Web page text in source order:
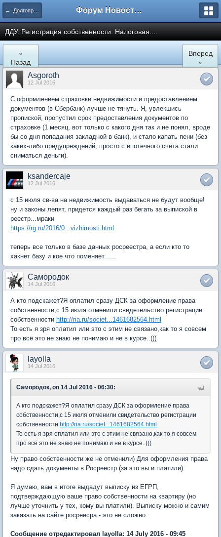
← Долгопрудный Форум Новостройки
ДДУ. Регистрация собственности. Налоговая....
«
Назад
Вперед
»
Asgoroth
12 Jul 2016
С оформлением страховки недвижимости и предоставлением
документов (в Сбербанк) лучше не тянуть. Я, увлекшись
пропиской, пропустил срок предоставления документов по
страховке (1 месяц, вот только с какого дня так и не понял, вроде
бы со дня попадания закладной в банк), и стало капать пени (без
каких-либо предупреждений, просто с ипотечного счета стали
сниматься деньги).
ksandercaje
12 Jul 2016
с 15 июля св-ва на недвижимость выдаваться не будут вообще!
ну и законы лепят, придется каждый раз бегать за выпиской в
реестр...мраки
https://rg.ru/2016/0...vizhimosti.html
теперь все только в базе данных росреестра, а если кто то
хакнет базу и кое что поменяет......
Самородок
14 Jul 2016
А кто подскажет?Я оплатил сразу ДСК за оформление права
собственности,с 15 июля отменили свидетельство регистрации
собственности http://ria.ru/societ...1461682564.html
То есть я зря оплатил или это с этим не связано,как то я совсем
про всё это не знаю не понимаю и не в курсе..(((
layolla
14 Jul 2016
Самородок, on 14 Jul 2016 - 06:30:
А кто подскажет?Я оплатил сразу ДСК за оформление права
собственности,с 15 июля отменили свидетельство регистрации
собственности http://ria.ru/societ...1461682564.html
То есть я зря оплатил или это с этим не связано,как то я совсем
про всё это не знаю не понимаю и не в курсе..(((
Ну право собственности же не отменили) Для оформления права
надо сдать документы в Росреестр (за это вы и платили).
Я думаю, вам в итоге выдадут выписку из ЕГРП,
подтверждающую ваше право собственности на квартиру (но
лучше уточнить у тех, кому вы платили). Выписку можно и самим
заказать на сайте росреесра - это не сложно.
Сообщение отредактировал layolla: 14 July 2016 - 09:45